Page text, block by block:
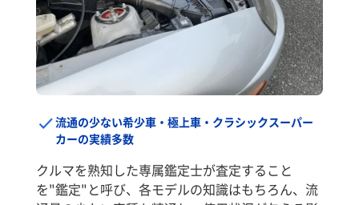
流通の少ない希少車・極上車・クラシックスーパー
カーの実績多数
クルマを熟知した専属鑑定士が査定すること
を"鑑定"と呼び、各モデルの知識はもちろん、流